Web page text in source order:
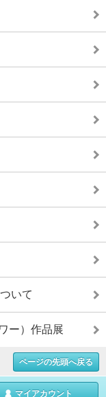
いて
ー）作品展
ページの先頭へ戻る
マイアカウント